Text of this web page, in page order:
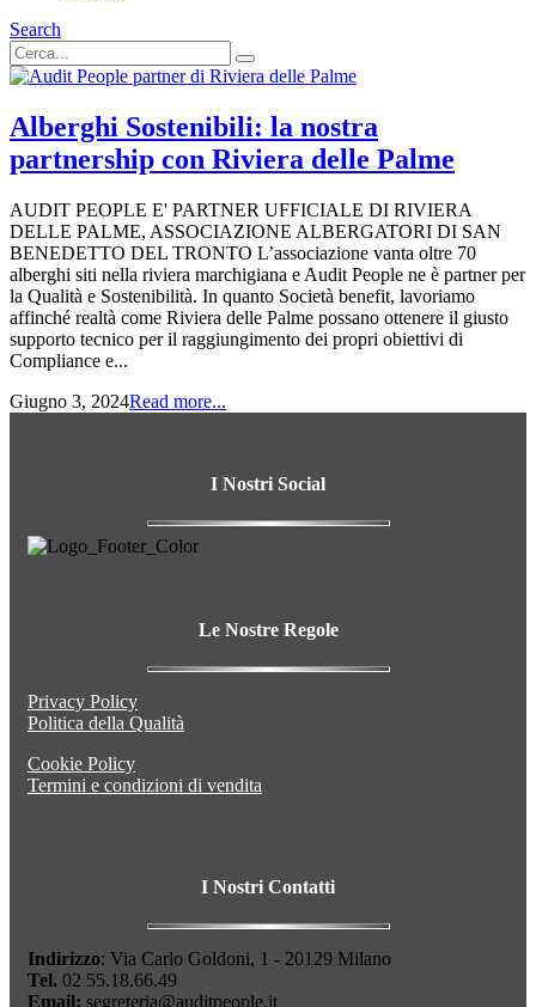
Search
Alberghi Sostenibili: la nostra
partnership con Riviera delle Palme
AUDIT PEOPLE E' PARTNER UFFICIALE DI RIVIERA
DELLE PALME, ASSOCIAZIONE ALBERGATORI DI SAN
BENEDETTO DEL TRONTO L’associazione vanta oltre 70
alberghi siti nella riviera marchigiana e Audit People ne è partner per
la Qualità e Sostenibilità. In quanto Società benefit, lavoriamo
affinché realtà come Riviera delle Palme possano ottenere il giusto
supporto tecnico per il raggiungimento dei propri obiettivi di
Compliance e...
Giugno 3, 2024Read more...
I Nostri Social
Le Nostre Regole
Privacy Policy
Politica della Qualità
Cookie Policy
Termini e condizioni di vendita
I Nostri Contatti
Indirizzo: Via Carlo Goldoni, 1 - 20129 Milano
Tel. 02 55.18.66.49
Email: segreteria@auditpeople.it